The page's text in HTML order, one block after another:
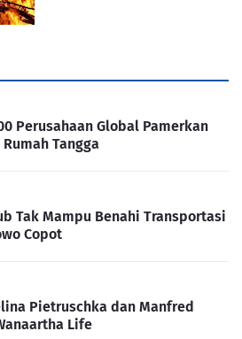
Perusahaan Global Pamerkan
Tangga
Tak Mampu Benahi Transportasi
Copot
Pietruschka dan Manfred
Life